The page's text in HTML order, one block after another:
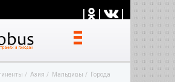
| | |
Азия Мальдивы Города